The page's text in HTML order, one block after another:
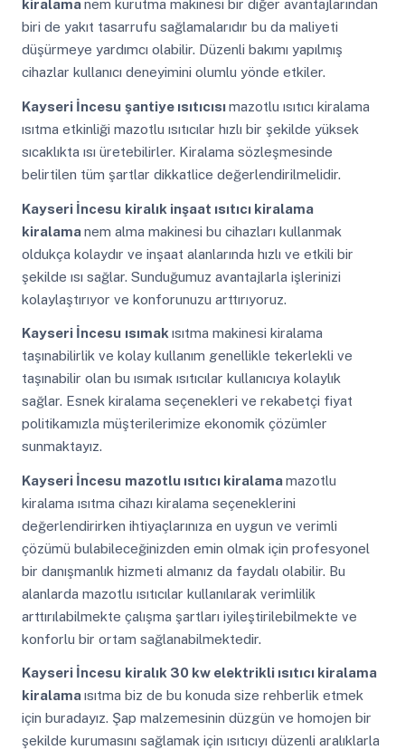
kiralamanem kurutma makinesi bir diğer avantajlarından
biri de yakıt tasarrufu sağlamalarıdır bu da maliyeti
düşürmeye yardımcı olabilir. Düzenli bakımı yapılmış
cihazlar kullanıcı deneyimini olumlu yönde etkiler.
Kayseri İncesu şantiye ısıtıcısımazotlu ısıtıcı kiralama
ısıtma etkinliği mazotlu ısıtıcılar hızlı bir şekilde yüksek
sıcaklıkta ısı üretebilirler. Kiralama sözleşmesinde
belirtilen tüm şartlar dikkatlice değerlendirilmelidir.
Kayseri İncesu kiralık inşaat ısıtıcı kiralama
kiralamanem alma makinesi bu cihazları kullanmak
oldukça kolaydır ve inşaat alanlarında hızlı ve etkili bir
şekilde ısı sağlar. Sunduğumuz avantajlarla işlerinizi
kolaylaştırıyor ve konforunuzu arttırıyoruz.
Kayseri İncesu ısımak ısıtma makinesi kiralama
taşınabilirlik ve kolay kullanım genellikle tekerlekli ve
taşınabilir olan bu ısımak ısıtıcılar kullanıcıya kolaylık
sağlar. Esnek kiralama seçenekleri ve rekabetçi fiyat
politikamızla müşterilerimize ekonomik çözümler
sunmaktayız.
Kayseri İncesu mazotlu ısıtıcı kiralamamazotlu
kiralama ısıtma cihazı kiralama seçeneklerini
değerlendirirken ihtiyaçlarınıza en uygun ve verimli
çözümü bulabileceğinizden emin olmak için profesyonel
bir danışmanlık hizmeti almanız da faydalı olabilir. Bu
alanlarda mazotlu ısıtıcılar kullanılarak verimlilik
arttırılabilmekte çalışma şartları iyileştirilebilmekte ve
konforlu bir ortam sağlanabilmektedir.
Kayseri İncesu kiralık 30 kw elektrikli ısıtıcı kiralama
kiralamaısıtma biz de bu konuda size rehberlik etmek
için buradayız. Şap malzemesinin düzgün ve homojen bir
şekilde kurumasını sağlamak için ısıtıcıyı düzenli aralıklarla